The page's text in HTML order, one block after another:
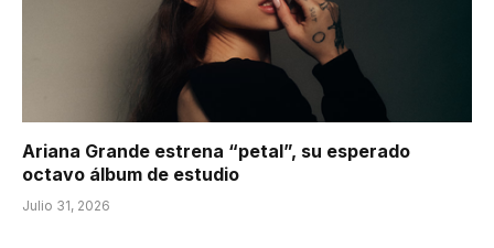
Ariana Grande estrena “petal”, su esperado
octavo álbum de estudio
Julio 31, 2026